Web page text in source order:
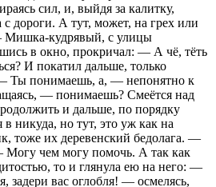
сил, и, выйдя за калитку,
с дороги. А тут, может, на грех или
Мишка‑кудрявый, с улицы
в окно, прокричал: — А чё, тёть
И покатил дальше, только
— Ты понимаешь, а, — непонятно к
— понимаешь? Смеётся над
и дальше, по порядку
в никуда, но тут, это уж как на
тоже их деревенский бедолага. —
чем могу помочь. А так как
то и глянула ею на него: —
задери вас оглобля! — осмелясь,